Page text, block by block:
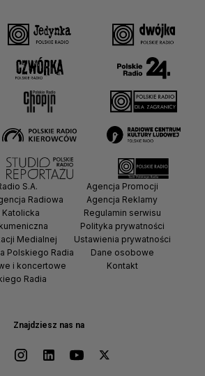
Znajdziesz nas na
S.A.
Radiowa
Katolicka
Medialnej
Polskiego Radia
i koncertowe
Radia
Agencja Promocji
Agencja Reklamy
Regulamin serwisu
Polityka prywatności
Ustawienia prywatności
Dane osobowe
Kontakt